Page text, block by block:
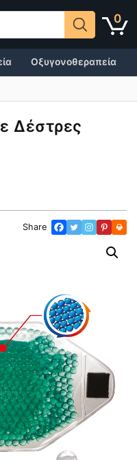
0
Οξυγονοθεραπεία
Δέστρες
Share